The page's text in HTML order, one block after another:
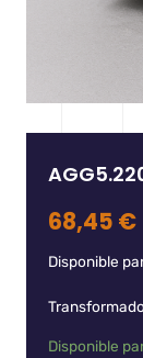
68,45 €
Disponible
Disponible